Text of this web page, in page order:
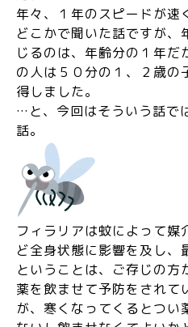
年々、１年のスピードが速
どこかで聞いた話ですが、
じるのは、年齢分の１年
の人は５０分の１、２歳の
得しました。
…と、今回はそういう話で
話。
フィラリアは蚊によって媒
ど全身状態に影響を及し、
ということは、ご存じの方
薬を飲ませて予防をされて
が、寒くなってくるとつい